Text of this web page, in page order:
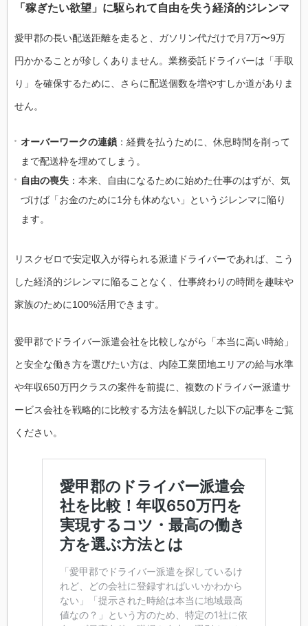
「稼ぎたい欲望」に駆られて自由を失う経済的ジレンマ
愛甲郡の長い配送距離を走ると、ガソリン代だけで月7万〜9万
円かかることが珍しくありません。業務委託ドライバーは「手取
り」を確保するために、さらに配送個数を増やすしか道がありま
せん。
オーバーワークの連鎖 ：経費を払うために、休息時間を削って
まで配送枠を埋めてしまう。
自由の喪失 ：本来、自由になるために始めた仕事のはずが、気
づけば「お金のために1分も休めない」というジレンマに陥り
ます。
リスクゼロで安定収入が得られる派遣ドライバーであれば、こう
した経済的ジレンマに陥ることなく、仕事終わりの時間を趣味や
家族のために100%活用できます。
愛甲郡でドライバー派遣会社を比較しながら「本当に高い時給」
と安全な働き方を選びたい方は、内陸工業団地エリアの給与水準
や年収650万円クラスの案件を前提に、複数のドライバー派遣サ
ービス会社を戦略的に比較する方法を解説した以下の記事をご覧
ください。